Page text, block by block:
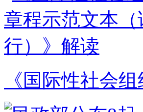
《国际性社会